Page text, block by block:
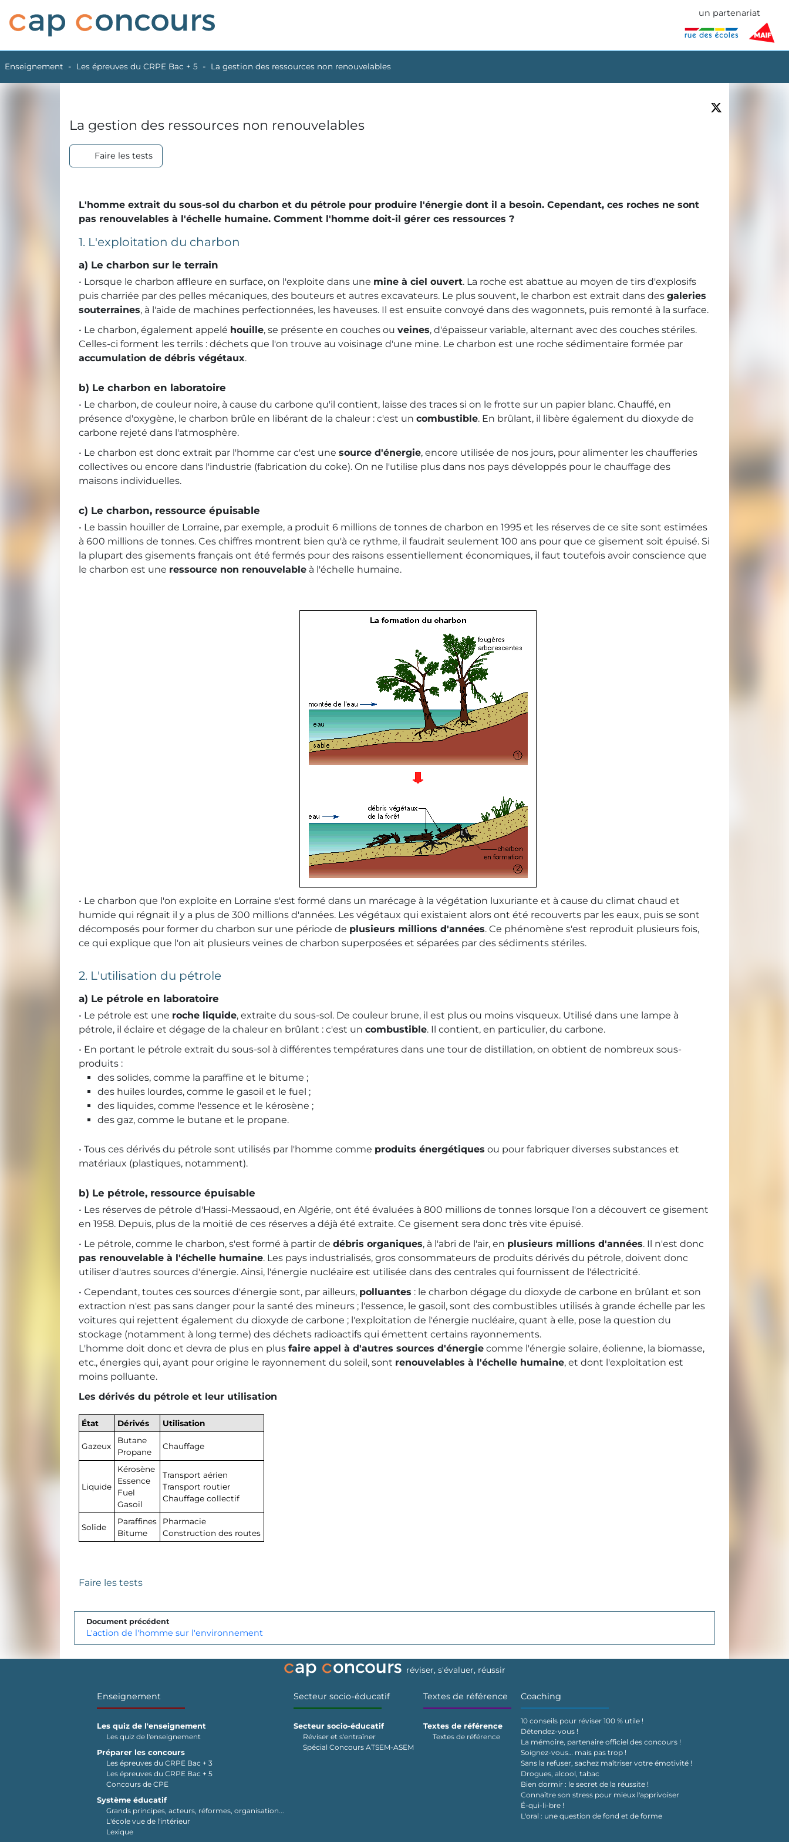
un partenariat
Enseignement Les épreuves du CRPE Bac + 5 La gestion des ressources non renouvelables
La gestion des ressources non renouvelables
Faire les tests
L'homme extrait du sous-sol du charbon et du pétrole pour produire l'énergie dont il a besoin. Cependant, ces roches ne sont
pas renouvelables à l'échelle humaine. Comment l'homme doit-il gérer ces ressources ?
1. L'exploitation du charbon
a) Le charbon sur le terrain
• Lorsque le charbon affleure en surface, on l'exploite dans une mine à ciel ouvert. La roche est abattue au moyen de tirs d'explosifs
puis charriée par des pelles mécaniques, des bouteurs et autres excavateurs. Le plus souvent, le charbon est extrait dans des galeries
souterraines, à l'aide de machines perfectionnées, les haveuses. Il est ensuite convoyé dans des wagonnets, puis remonté à la surface.
• Le charbon, également appelé houille, se présente en couches ou veines, d'épaisseur variable, alternant avec des couches stériles.
Celles-ci forment les terrils : déchets que l'on trouve au voisinage d'une mine. Le charbon est une roche sédimentaire formée par
accumulation de débris végétaux.
b) Le charbon en laboratoire
• Le charbon, de couleur noire, à cause du carbone qu'il contient, laisse des traces si on le frotte sur un papier blanc. Chauffé, en
présence d'oxygène, le charbon brûle en libérant de la chaleur : c'est un combustible. En brûlant, il libère également du dioxyde de
carbone rejeté dans l'atmosphère.
• Le charbon est donc extrait par l'homme car c'est une source d'énergie, encore utilisée de nos jours, pour alimenter les chaufferies
collectives ou encore dans l'industrie (fabrication du coke). On ne l'utilise plus dans nos pays développés pour le chauffage des
maisons individuelles.
c) Le charbon, ressource épuisable
• Le bassin houiller de Lorraine, par exemple, a produit 6 millions de tonnes de charbon en 1995 et les réserves de ce site sont estimées
à 600 millions de tonnes. Ces chiffres montrent bien qu'à ce rythme, il faudrait seulement 100 ans pour que ce gisement soit épuisé. Si
la plupart des gisements français ont été fermés pour des raisons essentiellement économiques, il faut toutefois avoir conscience que
le charbon est une ressource non renouvelable à l'échelle humaine.
• Le charbon que l'on exploite en Lorraine s'est formé dans un marécage à la végétation luxuriante et à cause du climat chaud et
humide qui régnait il y a plus de 300 millions d'années. Les végétaux qui existaient alors ont été recouverts par les eaux, puis se sont
décomposés pour former du charbon sur une période de plusieurs millions d'années. Ce phénomène s'est reproduit plusieurs fois,
ce qui explique que l'on ait plusieurs veines de charbon superposées et séparées par des sédiments stériles.
2. L'utilisation du pétrole
a) Le pétrole en laboratoire
• Le pétrole est une roche liquide, extraite du sous-sol. De couleur brune, il est plus ou moins visqueux. Utilisé dans une lampe à
pétrole, il éclaire et dégage de la chaleur en brûlant : c'est un combustible. Il contient, en particulier, du carbone.
• En portant le pétrole extrait du sous-sol à différentes températures dans une tour de distillation, on obtient de nombreux sous-
produits :
des solides, comme la paraffine et le bitume ;
des huiles lourdes, comme le gasoil et le fuel ;
des liquides, comme l'essence et le kérosène ;
des gaz, comme le butane et le propane.
• Tous ces dérivés du pétrole sont utilisés par l'homme comme produits énergétiques ou pour fabriquer diverses substances et
matériaux (plastiques, notamment).
b) Le pétrole, ressource épuisable
• Les réserves de pétrole d'Hassi-Messaoud, en Algérie, ont été évaluées à 800 millions de tonnes lorsque l'on a découvert ce gisement
en 1958. Depuis, plus de la moitié de ces réserves a déjà été extraite. Ce gisement sera donc très vite épuisé.
• Le pétrole, comme le charbon, s'est formé à partir de débris organiques, à l'abri de l'air, en plusieurs millions d'années. Il n'est donc
pas renouvelable à l'échelle humaine. Les pays industrialisés, gros consommateurs de produits dérivés du pétrole, doivent donc
utiliser d'autres sources d'énergie. Ainsi, l'énergie nucléaire est utilisée dans des centrales qui fournissent de l'électricité.
• Cependant, toutes ces sources d'énergie sont, par ailleurs, polluantes : le charbon dégage du dioxyde de carbone en brûlant et son
extraction n'est pas sans danger pour la santé des mineurs ; l'essence, le gasoil, sont des combustibles utilisés à grande échelle par les
voitures qui rejettent également du dioxyde de carbone ; l'exploitation de l'énergie nucléaire, quant à elle, pose la question du
stockage (notamment à long terme) des déchets radioactifs qui émettent certains rayonnements.
L'homme doit donc et devra de plus en plus faire appel à d'autres sources d'énergie comme l'énergie solaire, éolienne, la biomasse,
etc., énergies qui, ayant pour origine le rayonnement du soleil, sont renouvelables à l'échelle humaine, et dont l'exploitation est
moins polluante.
Les dérivés du pétrole et leur utilisation
État Dérivés Utilisation
Gazeux
Butane
Propane
Chauffage
Liquide
Kérosène
Essence
Fuel
Gasoil
Transport aérien
Transport routier
Chauffage collectif
Solide
Paraffines
Bitume
Pharmacie
Construction des routes
Faire les tests
Document précédent
L'action de l'homme sur l'environnement
réviser, s'évaluer, réussir
Enseignement
Les quiz de l'enseignement
Les quiz de l'enseignement
Préparer les concours
Les épreuves du CRPE Bac + 3
Les épreuves du CRPE Bac + 5
Concours de CPE
Système éducatif
Grands principes, acteurs, réformes, organisation...
L'école vue de l'intérieur
Lexique
Secteur socio-éducatif
Secteur socio-éducatif
Réviser et s'entraîner
Spécial Concours ATSEM-ASEM
Textes de référence
Textes de référence
Textes de référence
Coaching
10 conseils pour réviser 100 % utile !
Détendez-vous !
La mémoire, partenaire officiel des concours !
Soignez-vous… mais pas trop !
Sans la refuser, sachez maîtriser votre émotivité !
Drogues, alcool, tabac
Bien dormir : le secret de la réussite !
Connaître son stress pour mieux l'apprivoiser
É-qui-li-bre !
L'oral : une question de fond et de forme